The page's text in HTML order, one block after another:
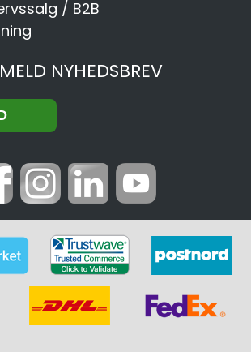
/ B2B
NYHEDSBREV